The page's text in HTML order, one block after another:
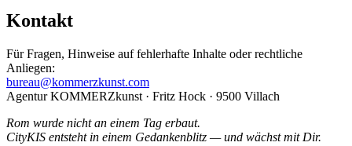
Kontakt
Für Fragen, Hinweise auf fehlerhafte Inhalte oder rechtliche
Anliegen:
bureau@kommerzkunst.com
Agentur KOMMERZkunst · Fritz Hock · 9500 Villach
Rom wurde nicht an einem Tag erbaut.
CityKIS entsteht in einem Gedankenblitz — und wächst mit Dir.